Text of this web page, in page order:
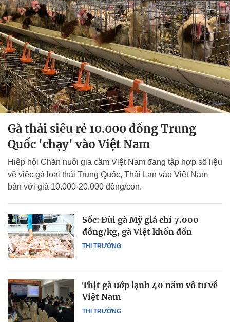
Gà thải siêu rẻ 10.000 đồng Trung
Quốc 'chạy' vào Việt Nam
Hiệp hội Chăn nuôi gia cầm Việt Nam đang tập hợp số liệu
về việc gà loại thải Trung Quốc, Thái Lan vào Việt Nam
bán với giá 10.000-20.000 đồng/con.
THỊ TRƯỜNG
Sốc: Đùi gà Mỹ giá chỉ 7.000
đồng/kg, gà Việt khốn đốn
THỊ TRƯỜNG
Thịt gà ướp lạnh 40 năm vô tư về
Việt Nam